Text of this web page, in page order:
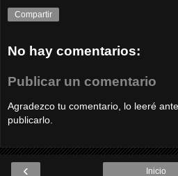
Compartir
No hay comentarios:
Publicar un comentario
Agradezco tu comentario, lo leeré
publicarlo.
‹ Inicio